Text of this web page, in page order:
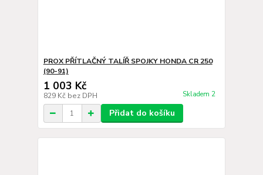
PROX PŘÍTLAČNÝ TALÍŘ SPOJKY HONDA CR 250
(90-91)
1 003 Kč
829 Kč bez DPH Skladem 2
Přidat do košíku